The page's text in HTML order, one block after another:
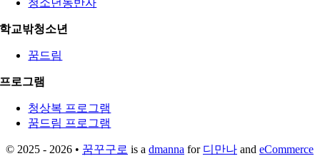
학교밖청소년
꿈드림
프로그램
청상복 프로그램
꿈드림 프로그램
© 2025 - 2026 • 꿈꾸구로 is a dmanna for 디만나 and eCommerce